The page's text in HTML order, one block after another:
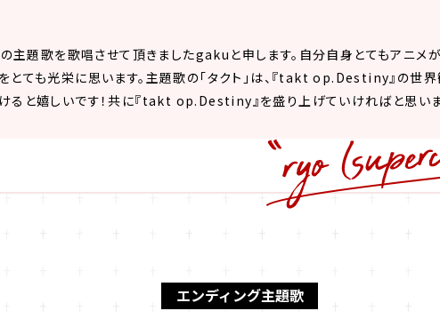
題歌を歌唱させて頂きましたgakuと申します。自分自身とてもアニメ
とても光栄に思います。主題歌の「タクト」は、『takt op.Destiny』の世
ると嬉しいです！共に『takt op.Destiny』を盛り上げていければと思いま
エンディング主題歌